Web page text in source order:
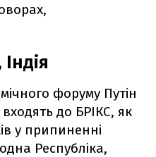
форуму Путін
до БРІКС, як
у припиненні
Республіка,